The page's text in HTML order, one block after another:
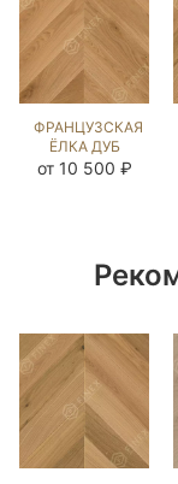
ФРАНЦУЗСКАЯ
ЁЛКА ДУБ
НАТУРАЛЬНЫЙ
от 10 500 ₽